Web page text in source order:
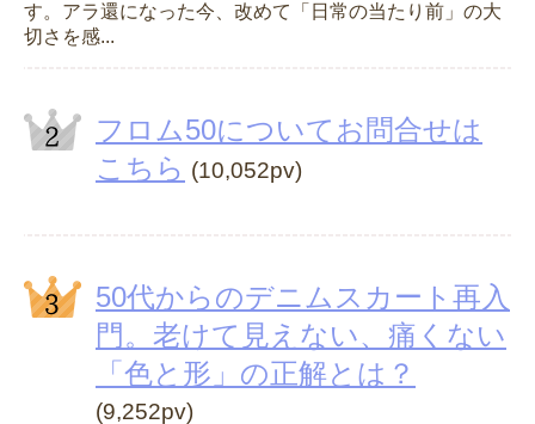
す。アラ還になった今、改めて「日常の当たり前」の大
切さを感...
フロム50についてお問合せは
こちら (10,052pv)
50代からのデニムスカート再入
門。老けて見えない、痛くない
「色と形」の正解とは？
(9,252pv)